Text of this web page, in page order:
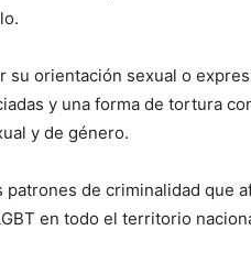
su orientación sexual o
y una forma de tortura
y de género.
de criminalidad que
en todo el territorio